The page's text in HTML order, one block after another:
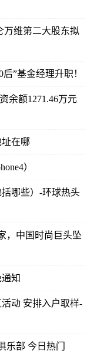
万维第二大股东拟
”基金经理升职！
余额1271.46万元
在哪
）
哪些）-环球热头
，中国时尚巨头坠
知
动 安排入户取样-
乐部 今日热门